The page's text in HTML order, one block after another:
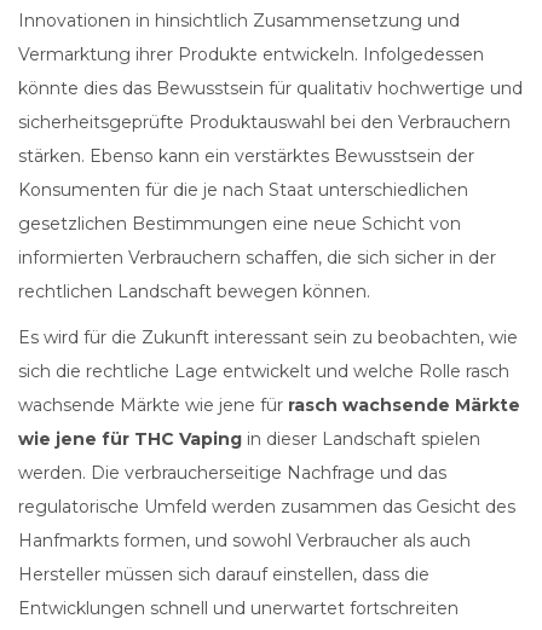
Innovationen in hinsichtlich Zusammensetzung und
Vermarktung ihrer Produkte entwickeln. Infolgedessen
könnte dies das Bewusstsein für qualitativ hochwertige und
sicherheitsgeprüfte Produktauswahl bei den Verbrauchern
stärken. Ebenso kann ein verstärktes Bewusstsein der
Konsumenten für die je nach Staat unterschiedlichen
gesetzlichen Bestimmungen eine neue Schicht von
informierten Verbrauchern schaffen, die sich sicher in der
rechtlichen Landschaft bewegen können.
Es wird für die Zukunft interessant sein zu beobachten, wie
sich die rechtliche Lage entwickelt und welche Rolle rasch
wachsende Märkte wie jene für rasch wachsende Märkte
wie jene für THC Vaping in dieser Landschaft spielen
werden. Die verbraucherseitige Nachfrage und das
regulatorische Umfeld werden zusammen das Gesicht des
Hanfmarkts formen, und sowohl Verbraucher als auch
Hersteller müssen sich darauf einstellen, dass die
Entwicklungen schnell und unerwartet fortschreiten